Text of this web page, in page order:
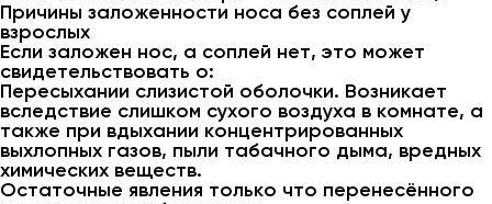
Причины заложенности носа без соплей у
взрослых
Если заложен нос, а соплей нет, это может
свидетельствовать о:
Пересыхании слизистой оболочки. Возникает
вследствие слишком сухого воздуха в комнате, а
также при вдыхании концентрированных
выхлопных газов, пыли табачного дыма, вредных
химических веществ.
Остаточные явления только что перенесённого